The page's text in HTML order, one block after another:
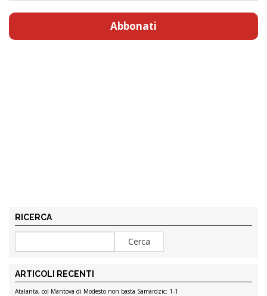
Abbonati
RICERCA
ARTICOLI RECENTI
Atalanta, col Mantova di Modesto non basta Samardzic: 1-1